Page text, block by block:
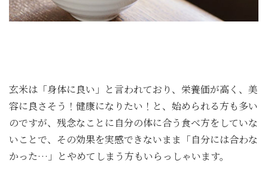
玄米は「身体に良い」と言われており、栄養価が高く、美
容に良さそう！健康になりたい！と、始められる方も多い
のですが、残念なことに自分の体に合う食べ方をしていな
いことで、その効果を実感できないまま「自分には合わな
かった…」とやめてしまう方もいらっしゃいます。